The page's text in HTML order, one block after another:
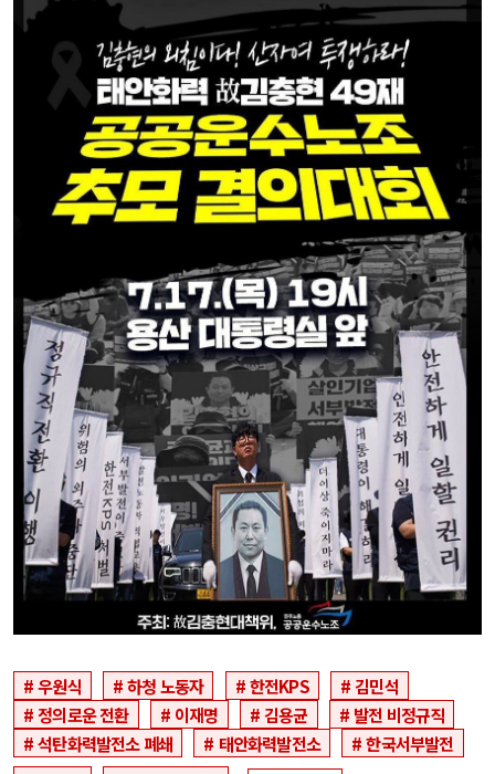
우원식 하청 노동자 한전KPS
김민석
정의로운 전환
이재명 김용균
발전 비정규직
석탄화력발전소 폐쇄
태안화력발전소
한국서부발전